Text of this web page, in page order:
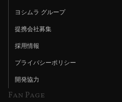
ヨシムラ グループ
提携会社募集
採用情報
プライバシーポリシー
開発協力
Fan Page